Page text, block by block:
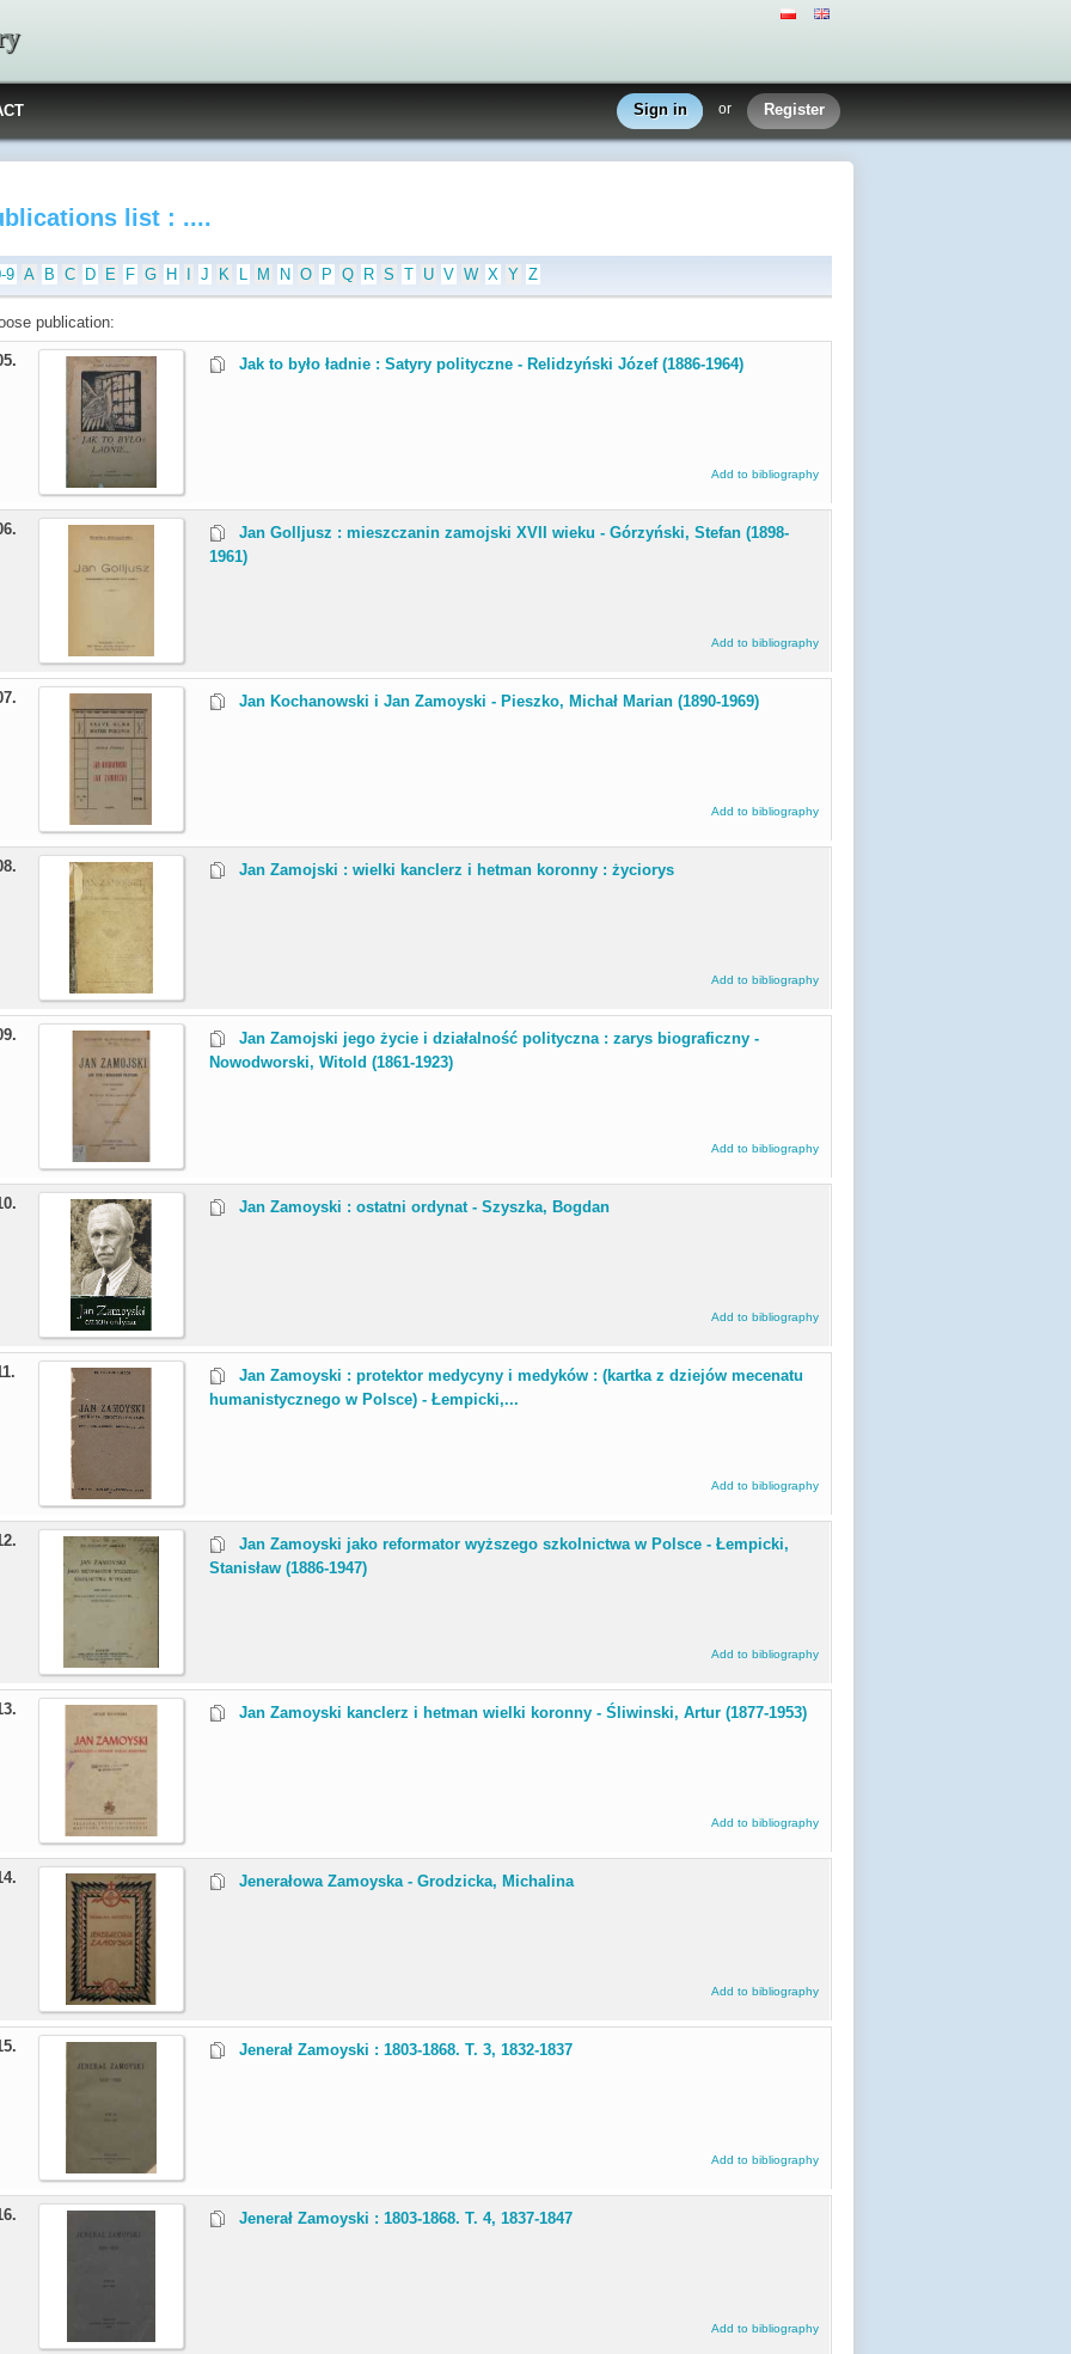
Sign in or Register
list : ....
9 A B C D E F G H J K L M N O P Q R S T U V W X Y Z
publication:
Jak to było ładnie : Satyry polityczne - Relidzyński Józef (1886-1964)
Add to bibliography
Jan Golljusz : mieszczanin zamojski XVII wieku - Górzyński, Stefan (1898-
1961)
Add to bibliography
Jan Kochanowski i Jan Zamoyski - Pieszko, Michał Marian (1890-1969)
Add to bibliography
Jan Zamojski : wielki kanclerz i hetman koronny : życiorys
Add to bibliography
Jan Zamojski jego życie i działalność polityczna : zarys biograficzny -
Nowodworski, Witold (1861-1923)
Add to bibliography
Jan Zamoyski : ostatni ordynat - Szyszka, Bogdan
Add to bibliography
Jan Zamoyski : protektor medycyny i medyków : (kartka z dziejów mecenatu
humanistycznego w Polsce) - Łempicki,...
Add to bibliography
Jan Zamoyski jako reformator wyższego szkolnictwa w Polsce - Łempicki,
Stanisław (1886-1947)
Add to bibliography
Jan Zamoyski kanclerz i hetman wielki koronny - Śliwinski, Artur (1877-1953)
Add to bibliography
Jenerałowa Zamoyska - Grodzicka, Michalina
Add to bibliography
Jenerał Zamoyski : 1803-1868. T. 3, 1832-1837
Add to bibliography
Jenerał Zamoyski : 1803-1868. T. 4, 1837-1847
Add to bibliography